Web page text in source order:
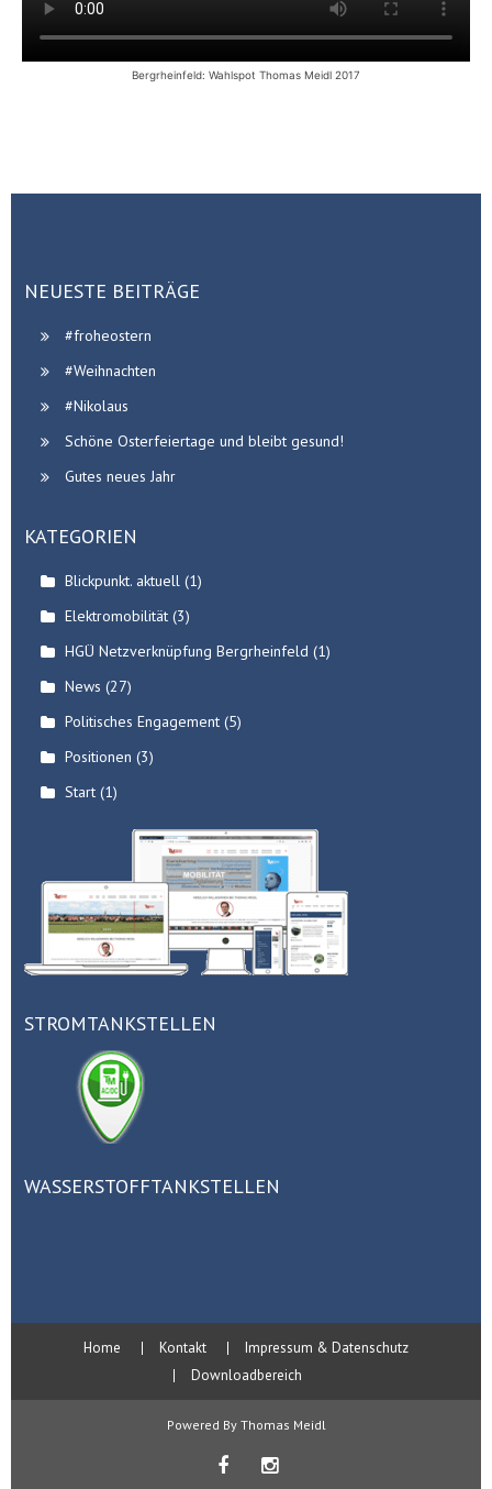
Bergrheinfeld: Wahlspot Thomas Meidl 2017
NEUESTE BEITRÄGE
#froheostern
#Weihnachten
#Nikolaus
Schöne Osterfeiertage und bleibt gesund!
Gutes neues Jahr
KATEGORIEN
Blickpunkt. aktuell(1)
Elektromobilität(3)
HGÜ Netzverknüpfung Bergrheinfeld (1)
News (27)
Politisches Engagement(5)
Positionen (3)
Start(1)
STROMTANKSTELLEN
WASSERSTOFFTANKSTELLEN
Home Kontakt
Impressum & Datenschutz
Downloadbereich
Powered By Thomas Meidl